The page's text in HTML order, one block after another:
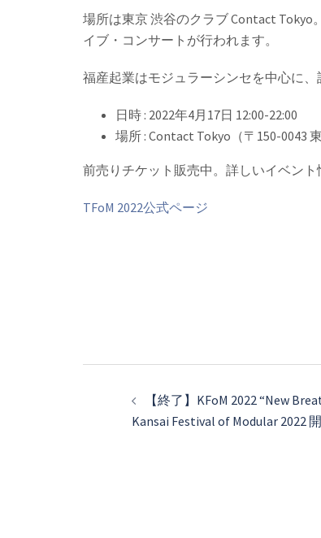
場所は東京 渋谷のクラブ Contact
イブ・コンサートが行われます。
福産起業はモジュラーシンセを中心に、
日時 : 2022年4月17日 12:00-22:00
場所 : Contact Tokyo（〒150-0043
前売りチケット販売中。詳しいイベン
TFoM 2022公式ページ
【終了】KFoM 2022 “New
Kansai Festival of Modular 2022